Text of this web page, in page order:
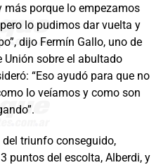
porque lo empezamos
lo pudimos dar vuelta y
dijo Fermín Gallo, uno de
Unión sobre el abultado
“Eso ayudó para que no
lo veíamos y como son
triunfo conseguido,
puntos del escolta, Alberdi, y